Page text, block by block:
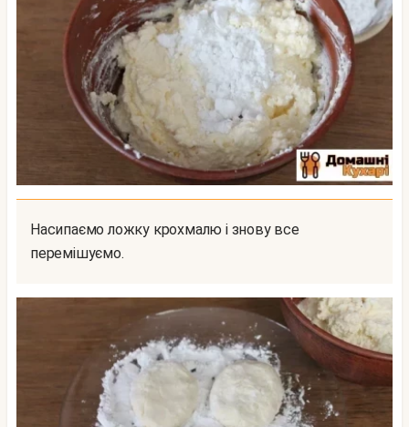
Насипаємо ложку крохмалю і знову все
перемішуємо.